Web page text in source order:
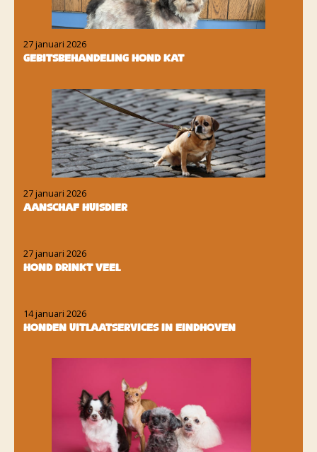
27 januari 2026
Gebitsbehandeling hond kat
27 januari 2026
Aanschaf huisdier
27 januari 2026
Hond drinkt veel
14 januari 2026
Honden uitlaatservices in Eindhoven